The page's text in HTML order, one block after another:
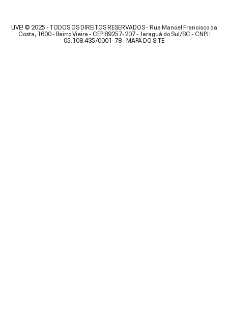
LIVE! © 2025 - TODOS OS DIREITOS RESERVADOS - Rua Manoel Francisco da
Costa, 1600 - Bairro Vieira - CEP 89257-207 - Jaraguá do Sul/SC - CNPJ:
05.108.435/0001-78 -MAPA DO SITE